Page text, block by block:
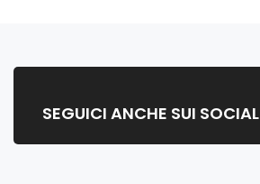
SEGUICI ANCHE SUI SOCIAL